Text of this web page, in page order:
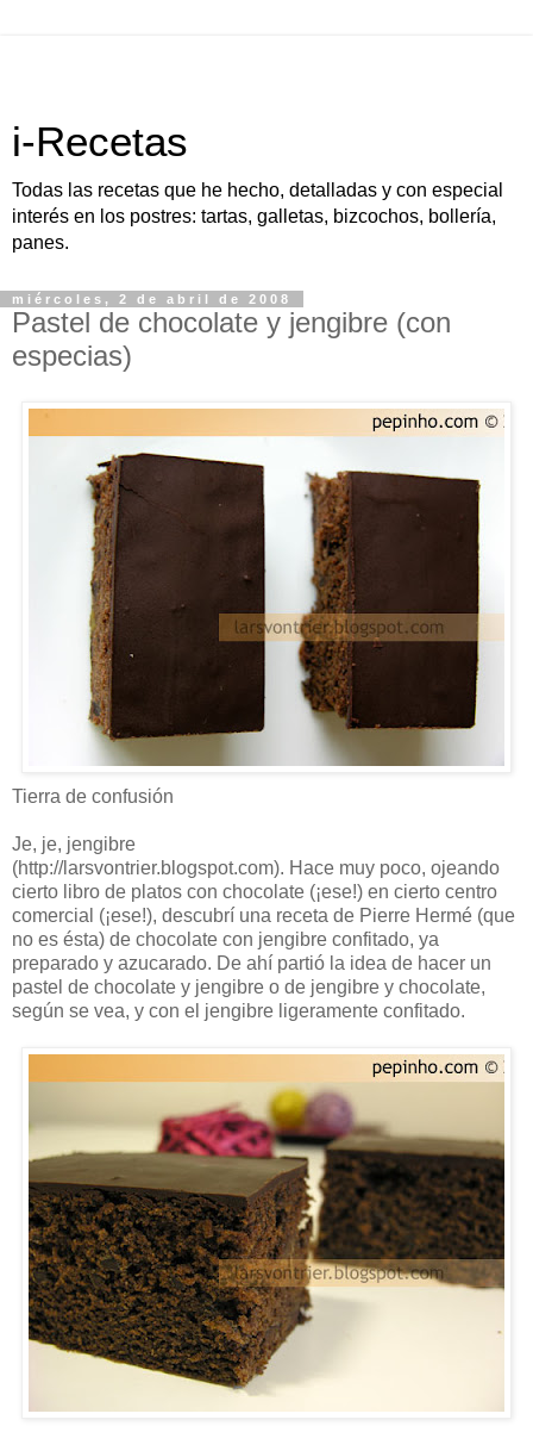
i-Recetas
Todas las recetas que he hecho, detalladas y con especial
interés en los postres: tartas, galletas, bizcochos, bollería,
panes.
miércoles, 2 de abril de 2008
Pastel de chocolate y jengibre (con
especias)
Tierra de confusión
Je, je, jengibre
(http://larsvontrier.blogspot.com). Hace muy poco, ojeando
cierto libro de platos con chocolate (¡ese!) en cierto centro
comercial (¡ese!), descubrí una receta de Pierre Hermé (que
no es ésta) de chocolate con jengibre confitado, ya
preparado y azucarado. De ahí partió la idea de hacer un
pastel de chocolate y jengibre o de jengibre y chocolate,
según se vea, y con el jengibre ligeramente confitado.